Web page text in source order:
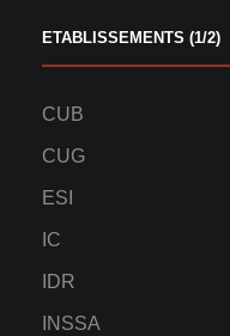
ETABLISSEMENTS (1/2)
CUB
CUG
ESI
IC
IDR
INSSA